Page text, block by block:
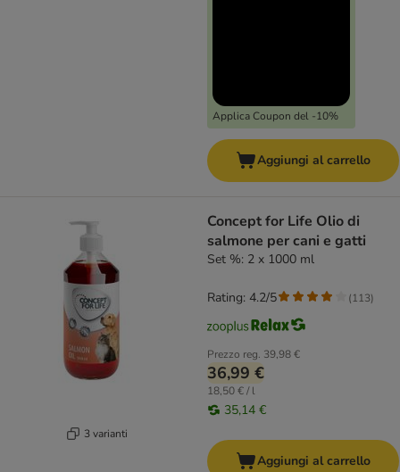
Applica Coupon del -10%
Aggiungi al carrello
3 varianti
Concept for Life Olio di
salmone per cani e gatti
Set %: 2 x 1000 ml
Prezzo reg. 39,98 €
36,99 €
18,50 € / l
35,14 €
Rating: 4.2/5 (113)
Aggiungi al carrello